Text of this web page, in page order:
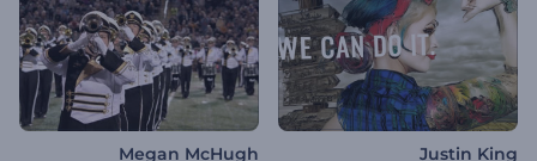
Justin King
Megan McHugh